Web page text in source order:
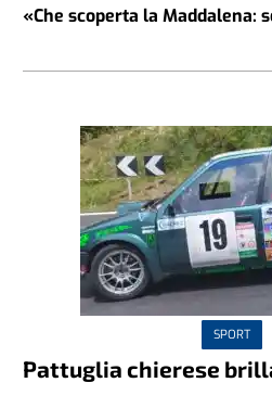
«Che scoperta la Maddalena:
SPORT
Pattuglia chierese